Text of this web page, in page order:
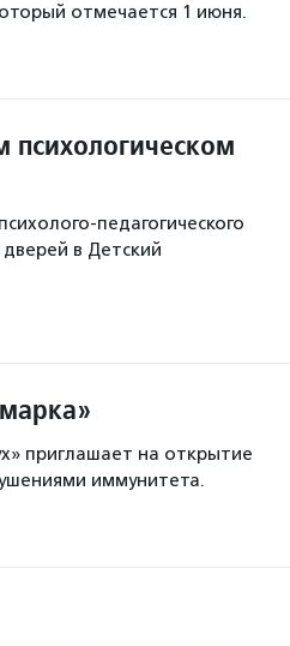
отмечается 1 июня.
педагогического
в Детский
приглашает на открытие
иммунитета.